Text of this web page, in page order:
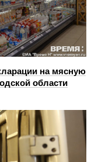
на мясную
области